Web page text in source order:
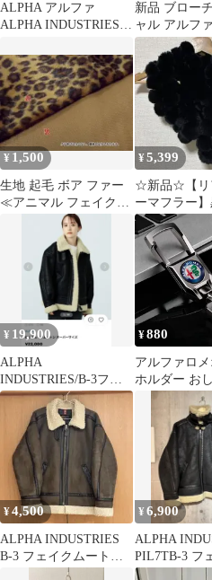
ALPHA アルファ
ALPHA INDUSTRIES
TA1615-001 レザージャ
ケット /M
新品 ブロー
ャル アルフ
ェイクパール
推し活
¥ 1,500
生地 起毛 ボア ファー
≪アニマル フェイクフ
ァー ベルボアプリント
¥5,399
☆新品☆【リ
ーマフラー
風 ストール
¥ 19,900
ALPHA
INDUSTRIES/B-3フェ
イクムートン オーバー
サイズ
¥880
アルファロ
ホルダー お
¥4,500
ALPHA INDUSTRIES
B-3 フェイクムートン
ボアジャケット M
¥6,900
ALPHA
PIL7TB-3 フ
トンジャケッ